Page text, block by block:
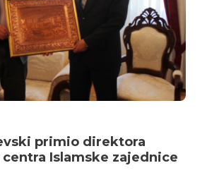
primio direktora
Islamske zajednice